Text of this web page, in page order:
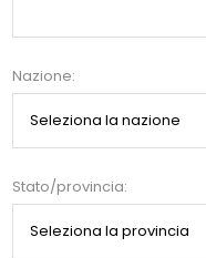
Nazione:
Stato/provincia: